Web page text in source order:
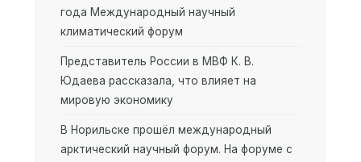
года Международный научный
климатический форум
Представитель России в МВФ К. В.
Юдаева рассказала, что влияет на
мировую экономику
В Норильске прошёл международный
арктический научный форум. На форуме с